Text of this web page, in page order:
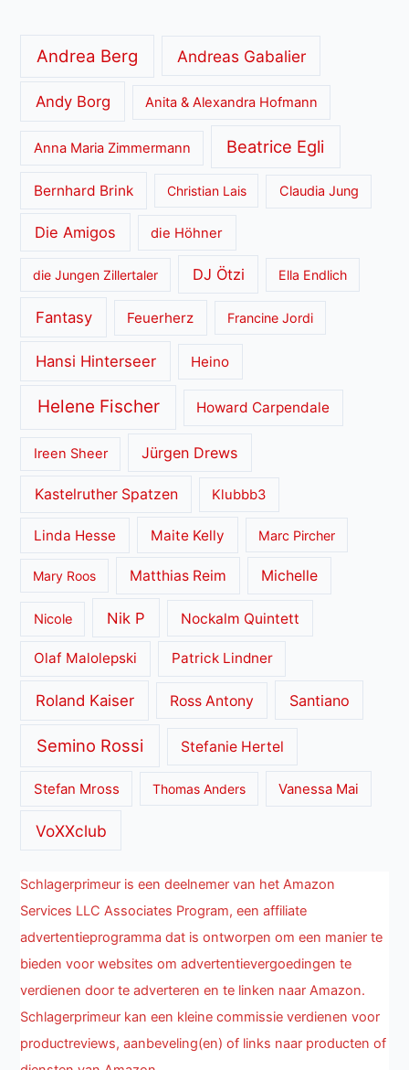
Andrea Berg Andreas Gabalier
Andy Borg Anita & Alexandra Hofmann
Anna Maria Zimmermann Beatrice Egli
Bernhard Brink Christian Lais Claudia Jung
Die Amigos die Höhner
die Jungen Zillertaler DJ Ötzi Ella Endlich
Fantasy Feuerherz Francine Jordi
Hansi Hinterseer Heino
Helene Fischer Howard Carpendale
Ireen Sheer Jürgen Drews
Kastelruther Spatzen Klubbb3
Linda Hesse Maite Kelly Marc Pircher
Mary Roos Matthias Reim Michelle
Nicole Nik P Nockalm Quintett
Olaf Malolepski Patrick Lindner
Roland Kaiser Ross Antony Santiano
Semino Rossi Stefanie Hertel
Stefan Mross Thomas Anders Vanessa Mai
VoXXclub
Schlagerprimeur is een deelnemer van het Amazon
Services LLC Associates Program, een affiliate
advertentieprogramma dat is ontworpen om een manier te
bieden voor websites om advertentievergoedingen te
verdienen door te adverteren en te linken naar Amazon.
Schlagerprimeur kan een kleine commissie verdienen voor
productreviews, aanbeveling(en) of links naar producten of